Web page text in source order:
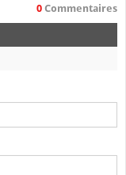
0 Commentaires